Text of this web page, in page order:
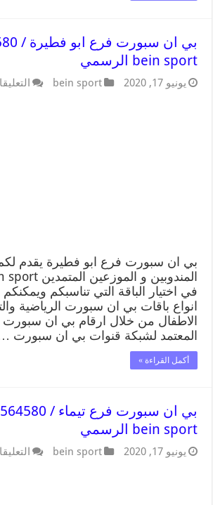
bein sport الرسمي
يونيو 17, 2020 bein sport
بي ان سبورت فرع ابو فطيرة يقدم
في اختيار الباقة التي تناسبكم
انواع باقات بي ان سبورت الرياضية
الاطفال من خلال ارقام بي ان سبورت
المعتمد لشبكة قنوات بي ان سبورت
أكمل القراءة »
bein sport الرسمي
يونيو 17, 2020 bein sport